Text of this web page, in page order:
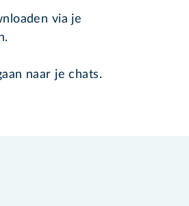
via je
naar je chats.